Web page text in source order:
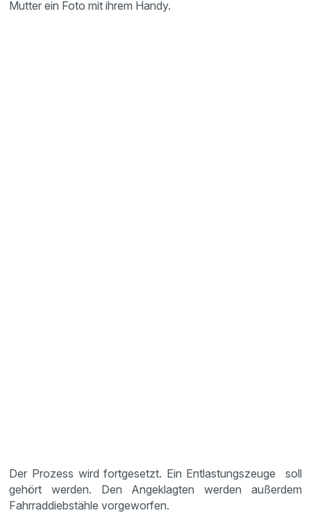
Mutter ein Foto mit ihrem Handy.
Der Prozess wird fortgesetzt. Ein Entlastungszeuge soll
gehört werden. Den Angeklagten werden außerdem
Fahrraddiebstähle vorgeworfen.